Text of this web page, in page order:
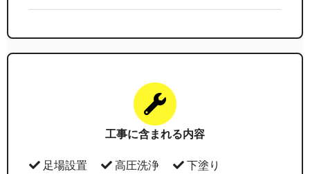
工事に含まれる内容
足場設置 高圧洗浄 下塗り